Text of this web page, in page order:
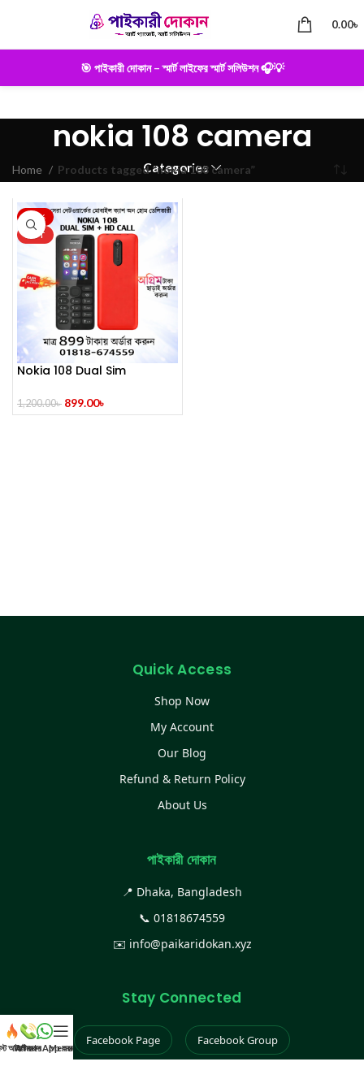
0.00৳
🎯 পাইকারী দোকান – স্মার্ট লাইফের স্মার্ট সলিউশন 🎧💡
nokia 108 camera
Categories
Home Products tagged “nokia 108 camera”
-25%
HOT
Nokia 108 Dual Sim
1,200.00৳ 899.00৳
Quick Access
Shop Now
My Account
Our Blog
Refund & Return Policy
About Us
পাইকারী দোকান
📍 Dhaka, Bangladesh
📞 01818674559
✉️ info@paikaridokan.xyz
Stay Connected
Facebook Page Facebook Group
আইটেম
কল করুন
WhatsApp করুন
Menu